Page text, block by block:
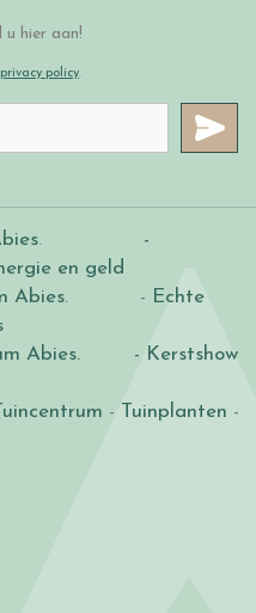
hier aan!
privacy policy.
.
-
en geld
Abies. - Echte
Abies.
- Kerstshow
- Tuinplanten -